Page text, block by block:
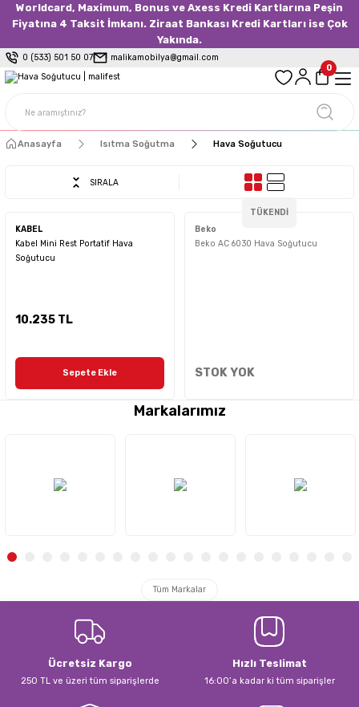
Worldcard, Maximum, Bonus ve Axess Kredi Kartlarına Peşin
Fiyatına 4 Taksit İmkanı. Ziraat Bankası Kredi Kartları ise Çok
Yakında.
0 (533) 501 50 07
malikamobilya@gmail.com
0
Anasayfa Isıtma Soğutma Hava Soğutucu
SIRALA
KABEL
Kabel Mini Rest Portatif Hava
Soğutucu
10.235 TL
Sepete Ekle
TÜKENDİ
Beko
Beko AC 6030 Hava Soğutucu
STOK YOK
Markalarımız
Tüm Markalar
Ücretsiz Kargo
250 TL ve üzeri tüm siparişlerde
Hızlı Teslimat
16:00’a kadar ki tüm siparişler